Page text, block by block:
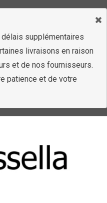
supplémentaires
livraisons en raison
et de nos fournisseurs.
patience et de votre